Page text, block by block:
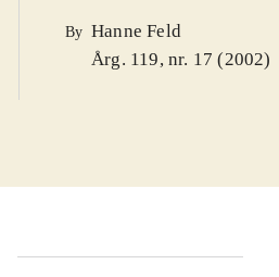
By Hanne Feld
Årg. 119, nr. 17 (2002)